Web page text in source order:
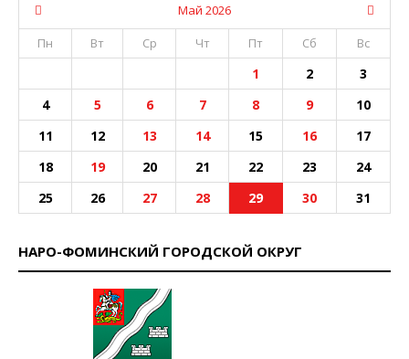
Май 2026
Пн
Вт Ср Чт Пт Сб Вс
1 2
3
4
5 6 7 8 9
10
11
12 13 14 15 16
17
18
19 20 21 22 23
24
25
26 27 28 29 30 31
НАРО-ФОМИНСКИЙ ГОРОДСКОЙ ОКРУГ